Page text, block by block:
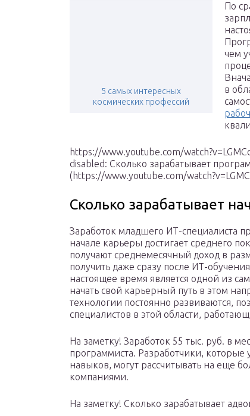
5 самых интересных
космических профессий
По
чем
в
https://www.youtube.com/
disabled: Сколько зарабатывает
(https://www.youtube.com/
Сколько зарабатывает
Заработок младшего ИТ-специалиста
начале карьеры достигает среднего
получают среднемесячный доход в
получить даже сразу после ИТ-
настоящее время является одной из
начать свой карьерный путь в этом
технологии постоянно развиваются,
специалистов в этой области,
На заметку! Заработок 55 тыс. руб. в
программиста. Разработчики,
навыков, могут рассчитывать на еще
компаниями.
На заметку! Сколько зарабатывает